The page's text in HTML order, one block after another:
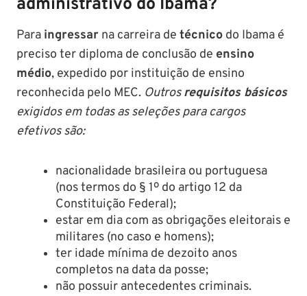
administrativo do Ibama?
Para ingressar na carreira de técnico do Ibama é
preciso ter diploma de conclusão de ensino
médio, expedido por instituição de ensino
reconhecida pelo MEC. Outrosrequisitos básicos
exigidos em todas as seleções para cargos
efetivos são:
nacionalidade brasileira ou portuguesa
(nos termos do § 1º do artigo 12 da
Constituição Federal);
estar em dia com as obrigações eleitorais e
militares (no caso e homens);
ter idade mínima de dezoito anos
completos na data da posse;
não possuir antecedentes criminais.